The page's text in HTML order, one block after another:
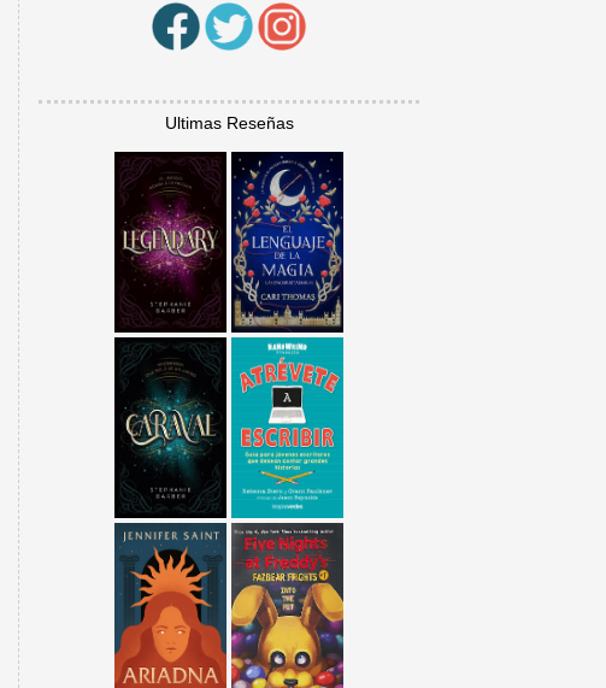
Ultimas Reseñas